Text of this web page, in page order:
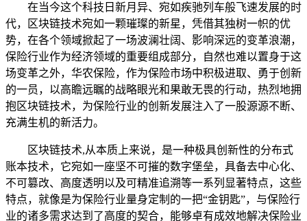
在当今这个科技日新月异、宛如疾驰列车般飞速发展的时
代，区块链技术宛如一颗璀璨的新星，凭借其独树一帜的优
势，在各个领域掀起了一场波澜壮阔、影响深远的变革浪潮，
保险行业作为经济领域的重要组成部分，自然也难以置身于这
场变革之外，华农保险，作为保险市场中积极进取、勇于创新
的一员，以高瞻远瞩的战略眼光和果敢无畏的行动，热烈地拥
抱区块链技术，为保险行业的创新发展注入了一股源源不断、
充满生机的新活力。
区块链技术,从本质上来说，是一种极具创新性的分布式
账本技术，它宛如一座坚不可摧的数字堡垒，具备去中心化、
不可篡改、高度透明以及可精准追溯等一系列显著特点，这些
特点，就像是为保险行业量身定制的一把“金钥匙”，与保险行
业的诸多需求达到了高度的契合，能够卓有成效地解决保险业